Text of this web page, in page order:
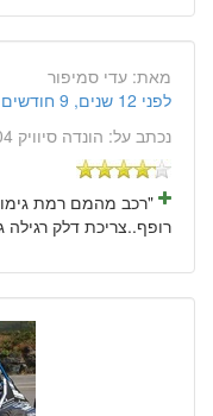
מאת: עדי סמיפור
לפני 12 שנים, 9 חודשים
נכתב על: הונדה סיוויק 2004 סדאן 4 דלתות
"רכב מהמם רמת
רופף..צריכת דלק רגילה